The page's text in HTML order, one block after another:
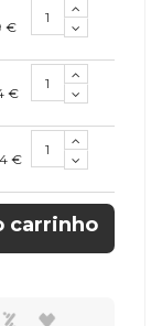
€
€
€
carrinho